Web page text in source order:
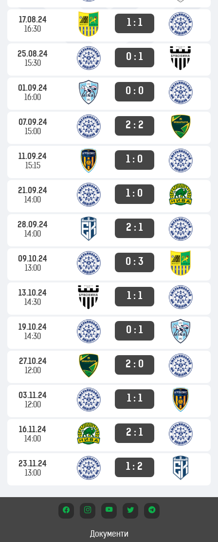
17.08.24
16:30
1 : 1
25.08.24
15:30
0 : 1
01.09.24
16:00
0 : 0
07.09.24
15:00
2 : 2
11.09.24
15:15
1 : 0
21.09.24
14:00
1 : 0
28.09.24
14:00
2 : 1
09.10.24
13:00
0 : 3
13.10.24
14:30
1 : 1
19.10.24
14:30
0 : 1
27.10.24
12:00
2 : 0
03.11.24
12:00
1 : 1
16.11.24
14:00
2 : 1
23.11.24
13:00
1 : 2
Документи